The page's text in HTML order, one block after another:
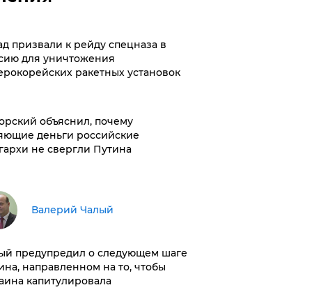
призвали к рейду спецназа в
для уничтожения
ракетных установок
объяснил, почему
деньги российские
не свергли Путина
Валерий Чалый
предупредил о следующем шаге
направленном на то, чтобы
капитулировала